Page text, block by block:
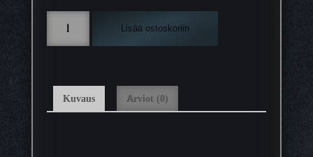
o
k
:
9
r
s
Lisää ostoskoriin
Kuvaus Arviot (0)